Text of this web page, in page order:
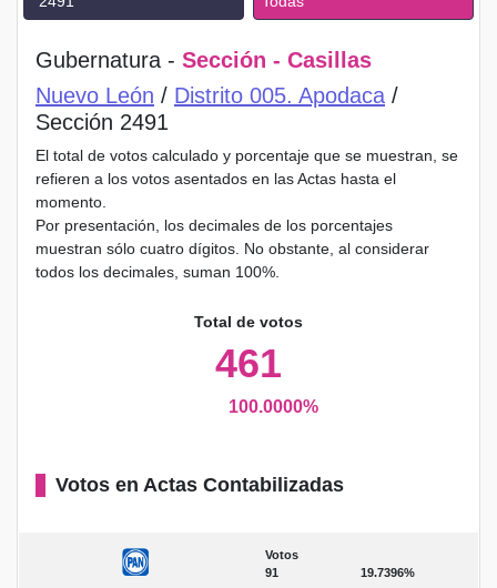
Gubernatura - Sección - Casillas
Nuevo León / Distrito 005. Apodaca /
Sección 2491
El total de votos calculado y porcentaje que se muestran, se
refieren a los votos asentados en las Actas hasta el
momento.
Por presentación, los decimales de los porcentajes
muestran sólo cuatro dígitos. No obstante, al considerar
todos los decimales, suman 100%.
Total de votos
461
100.0000%
Votos en Actas Contabilizadas
Votos
91
19.7396%